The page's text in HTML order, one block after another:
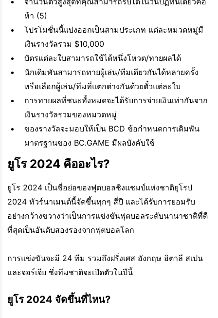
ห้า (5)
โปรโมชั่นนี้แบ่งออกเป็นสามประเภท แต่ละหมวดหมู่มี
เงินรางวัลรวม $10,000
บัตรแต่ละใบสามารถใช้ได้หนึ่งโหวต/ทายผลได้
นักเดิมพันสามารถทายผู้เล่น/ทีมเดียวกันได้หลายครั้ง
หรือเลือกผู้เล่น/ทีมที่แตกต่างกันด้วยตั๋วแต่ละใบ
การทายผลที่ชนะทั้งหมดจะได้รับการจ่ายเงินเท่ากันจาก
เงินรางวัลรวมของหมวดหมู่
ของรางวัลจะมอบให้เป็น BCD ข้อกำหนดการเดิมพัน
มาตรฐานของ BC.GAME มีผลบังคับใช้
ยูโร 2024 คืออะไร?
ยูโร 2024 เป็นชื่อย่อของฟุตบอลชิงแชมป์แห่งชาติยุโรป
2024 ทัวร์นาเมนต์นี้จัดขึ้นทุกๆ สี่ปี และได้รับการยอมรับ
อย่างกว้างขวางว่าเป็นการแข่งขันฟุตบอลระดับนานาชาติที่ดี
ที่สุดเป็นอันดับสองรองจากฟุตบอลโลก
การแข่งขันจะมี 24 ทีม รวมถึงฝรั่งเศส อังกฤษ อิตาลี สเปน
และจอร์เจีย ซึ่งทีมชาติจะเปิดตัวในปีนี้
ยูโร 2024 จัดขึ้นที่ไหน?